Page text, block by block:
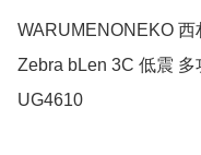
WARUMENONEKO
Zebra bLen 3C 低震
UG4610